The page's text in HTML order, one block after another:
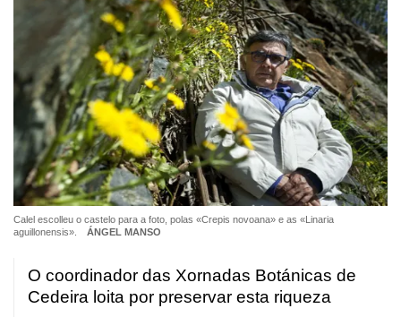
Calel escolleu o castelo para a foto, polas «Crepis novoana» e as «Linaria
aguillonensis».
ÁNGEL MANSO
O coordinador das Xornadas Botánicas de
Cedeira loita por preservar esta riqueza